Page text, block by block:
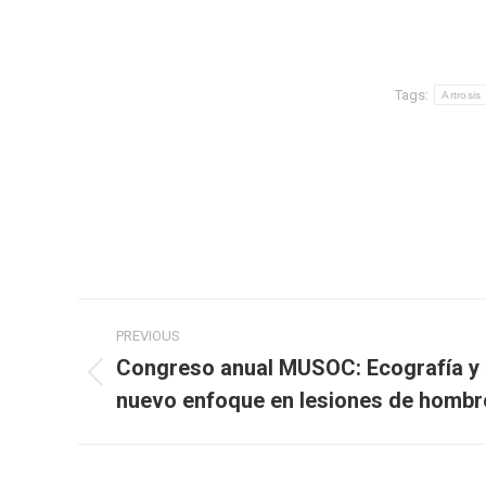
Tags: Artrosis
Post
navigation
PREVIOUS
Previous
post:
Congreso anual MUSOC: Ecografía
nuevo enfoque en lesiones de